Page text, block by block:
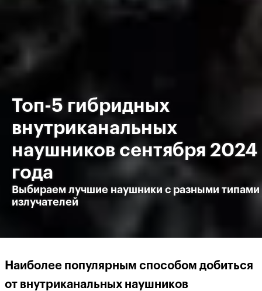
Топ-5 гибридных
внутриканальных
наушников сентября 2024
года
Выбираем лучшие наушники с разными типами
излучателей
Наиболее популярным способом добиться
от внутриканальных наушников